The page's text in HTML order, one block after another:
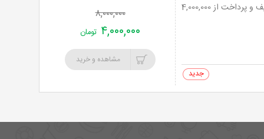
لیفت صورت و برداشتن دائمی غبغب (لیپوماتیک) در کلینیک زیبایی هستیا تا 56% تخفیف و پرداخت از 4,000,000
0 خرید
۸,۰۰۰,۰۰۰
۴,۰۰۰,۰۰۰ تومان
مشاهده و خرید